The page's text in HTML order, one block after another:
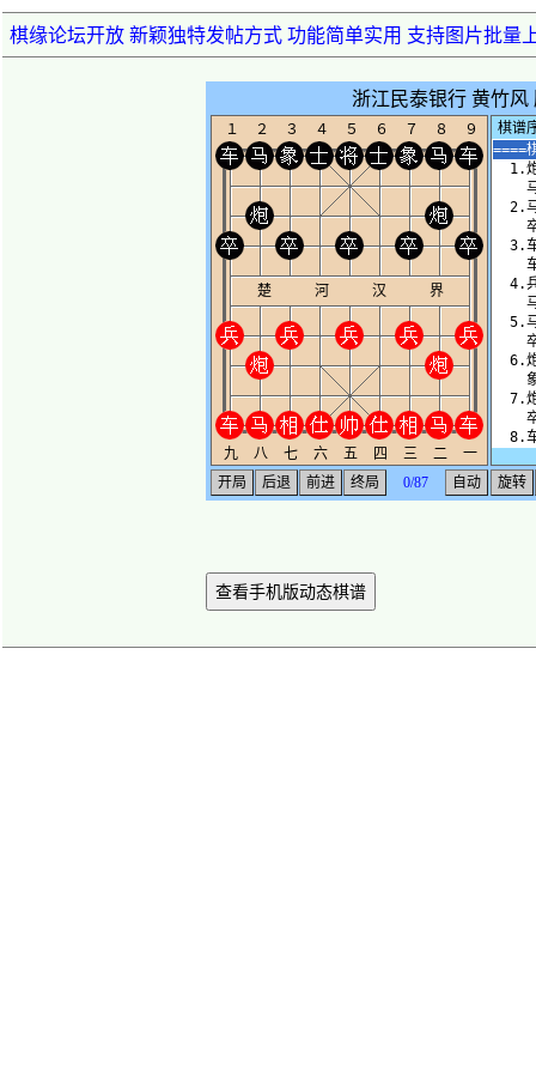
棋缘论坛开放 新颖独特发帖方式 功能简单实用 支持图片批量
查看手机版动态棋谱